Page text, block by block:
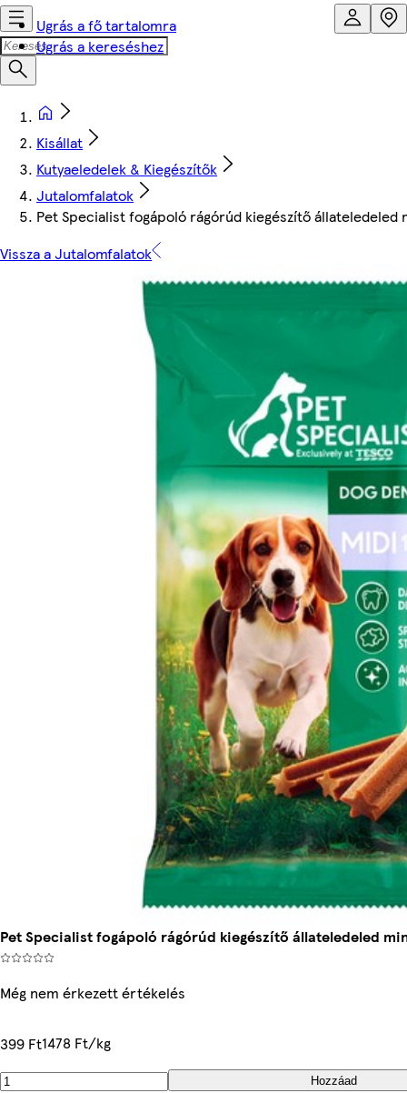
Ugrás a fő tartalomra
Ugrás a kereséshez
Kisállat
Kutyaeledelek & Kiegészítők
Jutalomfalatok
Pet Specialist fogápoló rágórúd kiegészítő állateledeled
Vissza a Jutalomfalatok
Pet Specialist fogápoló rágórúd kiegészítő állateledeled
Még nem érkezett értékelés
399 Ft1478 Ft/kg
Hozzáad